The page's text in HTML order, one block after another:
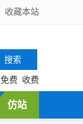
收藏本站
免费 收费
仿站